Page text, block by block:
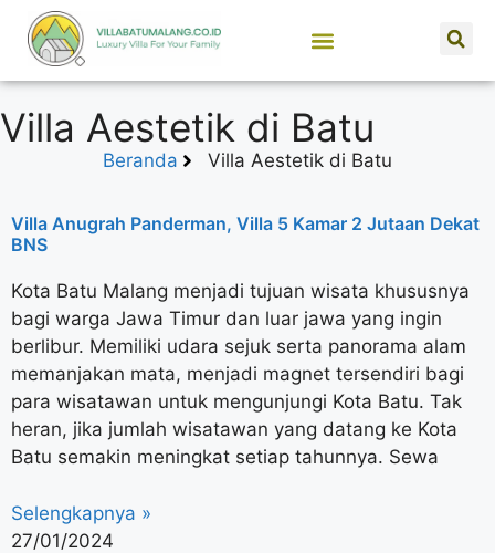
Villa Aestetik di Batu
Beranda Villa Aestetik di Batu
Villa Anugrah Panderman, Villa 5 Kamar 2 Jutaan Dekat
BNS
Kota Batu Malang menjadi tujuan wisata khususnya
bagi warga Jawa Timur dan luar jawa yang ingin
berlibur. Memiliki udara sejuk serta panorama alam
memanjakan mata, menjadi magnet tersendiri bagi
para wisatawan untuk mengunjungi Kota Batu. Tak
heran, jika jumlah wisatawan yang datang ke Kota
Batu semakin meningkat setiap tahunnya. Sewa
Selengkapnya »
27/01/2024